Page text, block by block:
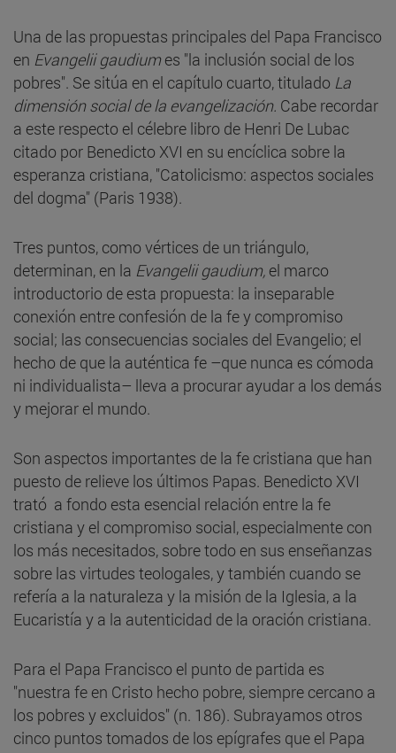
Una de las propuestas principales del Papa Francisco
en Evangelii gaudium es "la inclusión social de los
pobres". Se sitúa en el capítulo cuarto, titulado La
dimensión social de la evangelización. Cabe recordar
a este respecto el célebre libro de Henri De Lubac
citado por Benedicto XVI en su encíclica sobre la
esperanza cristiana, "Catolicismo: aspectos sociales
del dogma" (Paris 1938).
Tres puntos, como vértices de un triángulo,
determinan, en la Evangelii gaudium, el marco
introductorio de esta propuesta: la inseparable
conexión entre confesión de la fe y compromiso
social; las consecuencias sociales del Evangelio; el
hecho de que la auténtica fe –que nunca es cómoda
ni individualista– lleva a procurar ayudar a los demás
y mejorar el mundo.
Son aspectos importantes de la fe cristiana que han
puesto de relieve los últimos Papas. Benedicto XVI
trató a fondo esta esencial relación entre la fe
cristiana y el compromiso social, especialmente con
los más necesitados, sobre todo en sus enseñanzas
sobre las virtudes teologales, y también cuando se
refería a la naturaleza y la misión de la Iglesia, a la
Eucaristía y a la autenticidad de la oración cristiana.
Para el Papa Francisco el punto de partida es
"nuestra fe en Cristo hecho pobre, siempre cercano a
los pobres y excluidos" (n. 186). Subrayamos otros
cinco puntos tomados de los epígrafes que el Papa